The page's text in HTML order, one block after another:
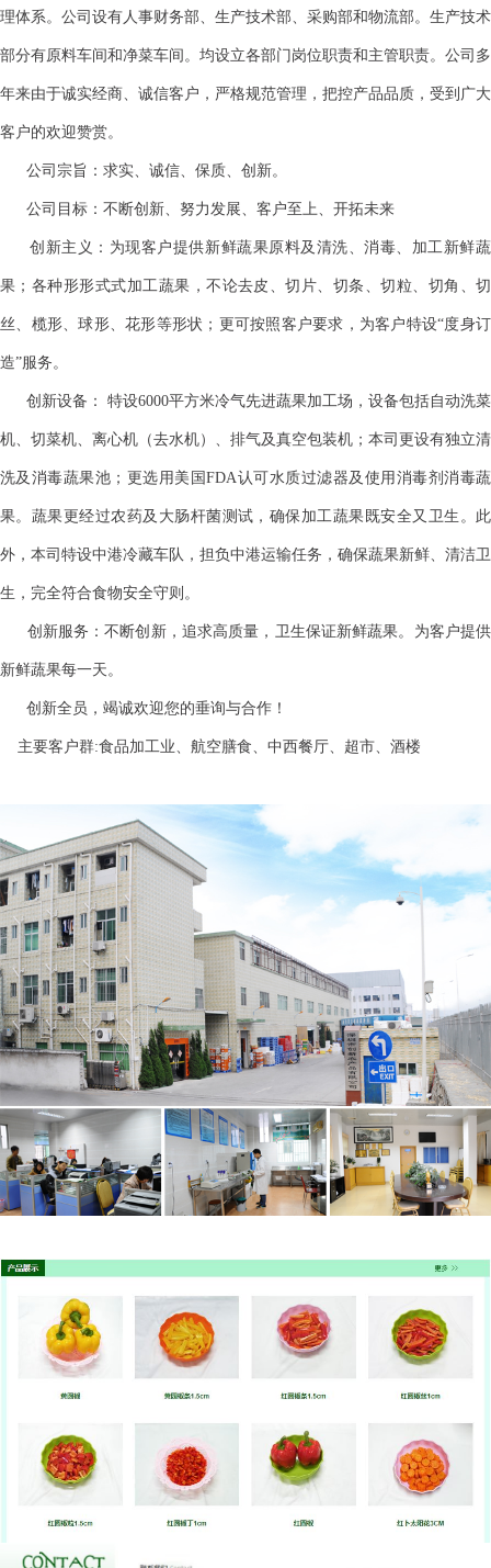
理体系。公司设有人事财务部、生产技术部、采购部和物流部。生产技术
部分有原料车间和净菜车间。均设立各部门岗位职责和主管职责。公司多
年来由于诚实经商、诚信客户，严格规范管理，把控产品品质，受到广大
客户的欢迎赞赏。
公司宗旨：求实、诚信、保质、创新。
公司目标：不断创新、努力发展、客户至上、开拓未来
创新主义：为现客户提供新鲜蔬果原料及清洗、消毒、加工新鲜蔬
果；各种形形式式加工蔬果，不论去皮、切片、切条、切粒、切角、切
丝、榄形、球形、花形等形状；更可按照客户要求，为客户特设“度身订
造”服务。
创新设备： 特设6000平方米冷气先进蔬果加工场，设备包括自动洗菜
机、切菜机、离心机（去水机）、排气及真空包装机；本司更设有独立清
洗及消毒蔬果池；更选用美国FDA认可水质过滤器及使用消毒剂消毒蔬
果。蔬果更经过农药及大肠杆菌测试，确保加工蔬果既安全又卫生。此
外，本司特设中港冷藏车队，担负中港运输任务，确保蔬果新鲜、清洁卫
生，完全符合食物安全守则。
创新服务：不断创新，追求高质量，卫生保证新鲜蔬果。为客户提供
新鲜蔬果每一天。
创新全员，竭诚欢迎您的垂询与合作！
主要客户群:食品加工业、航空膳食、中西餐厅、超市、酒楼